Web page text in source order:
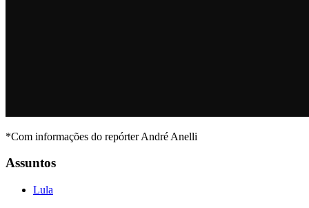
*Com informações do repórter André Anelli
Assuntos
Lula